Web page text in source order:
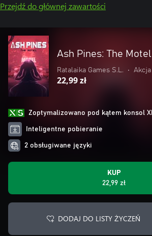
Przejdź do głównej zawartości
Ash Pines: The Motel
Ratalaika Games S.L. •
22,99 zł
Zoptymalizowano pod kątem konsol
Inteligentne pobieranie
2 obsługiwane języki
KUP
22,99 zł
DODAJ DO LISTY ŻYCZEŃ